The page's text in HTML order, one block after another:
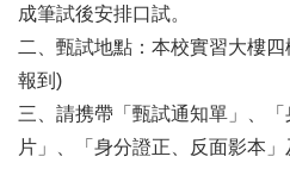
成筆試後安排口試。
二、甄試地點：本校實習大樓
報到)
三、請携帶「甄試通知單」、
片」、「身分證正、反面影本